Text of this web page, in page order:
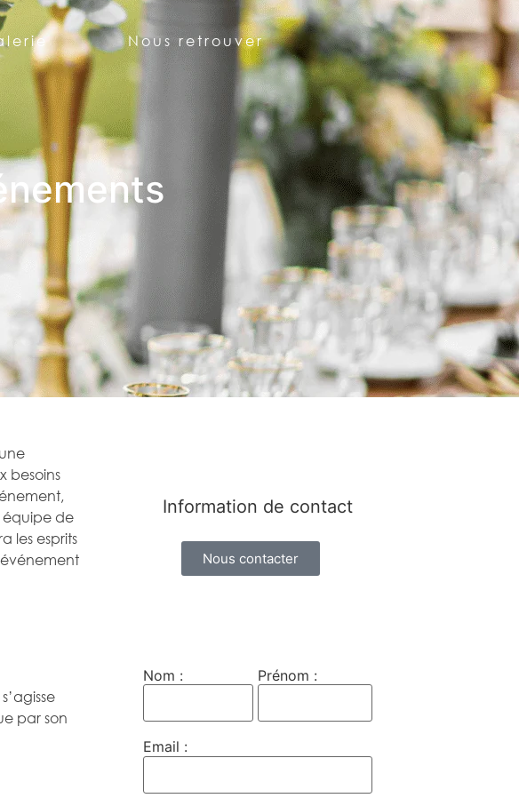
Nous retrouver
besoins
équipe de
les esprits
par son
Information de contact
Nous contacter
Nom : Prénom :
Email :